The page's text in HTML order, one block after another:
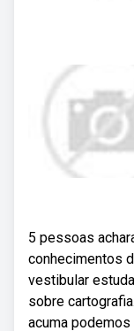
5 pessoas
conhecimentos
vestibular
sobre
acuma